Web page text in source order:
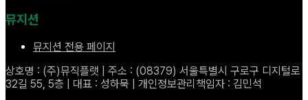
뮤지션
뮤지션 전용 페이지
상호명 : (주)뮤직플랫 | 주소 : (08379) 서울특별시 구로구 디지털로
32길 55, 5층 | 대표 : 성하묵 | 개인정보관리책임자 : 김민석